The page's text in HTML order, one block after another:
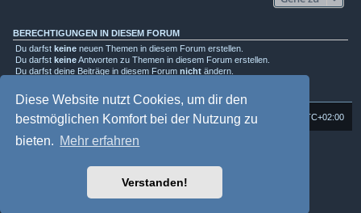
Diese Website nutzt Cookies, um dir den
bestmöglichen Komfort bei der Nutzung zu
bieten. Mehr erfahren
Verstanden!
BERECHTIGUNGEN IN DIESEM FORUM
Du darfst keine neuen Themen in diesem Forum erstellen.
Du darfst keineAntworten zu Themen in diesem Forum erstellen.
Du darfst deine Beiträge in diesem Forum nicht ändern.
Du darfst keine Dateianhänge in diesem Forum erstellen.
Foren-Übersicht Alle Zeiten sind UTC+02:00
Alle Cookies löschen
Powered byphpBB
Style: Multi Design by Joyce&Luna
phpBB-Style-Design
phpBB Two Factor Authentication ©
Datenschutz|Nutzungsbedingungen